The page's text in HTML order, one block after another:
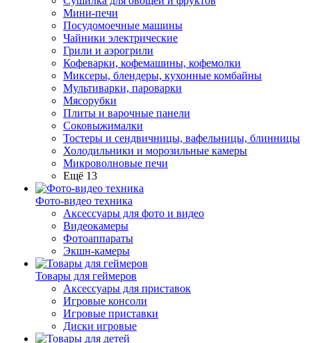
Мини-печи
Посудомоечные машины
Чайники электрические
Грили и аэрогрили
Кофеварки, кофемашины, кофемолки
Миксеры, блендеры, кухонные комбайны
Мультиварки, пароварки
Мясорубки
Плиты и варочные панели
Соковыжималки
Тостеры и сендвичницы, вафельницы, блинницы
Холодильники и морозильные камеры
Микроволновые печи
Ещё 13
Фото-видео техника
Аксессуары для фото и видео
Видеокамеры
Фотоаппараты
Экшн-камеры
Товары для геймеров
Аксессуары для приставок
Игровые консоли
Игровые приставки
Диски игровые